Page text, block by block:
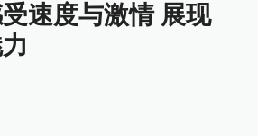
速度与激情 展现